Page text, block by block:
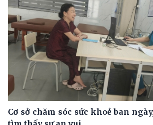
Cơ sở chăm sóc sức khoẻ ban